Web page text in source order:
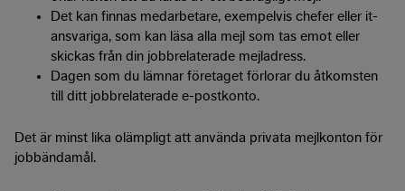
Det kan finnas medarbetare, exempelvis chefer eller it-
ansvariga, som kan läsa alla mejl som tas emot eller
skickas från din jobbrelaterade mejladress.
Dagen som du lämnar företaget förlorar du åtkomsten
till ditt jobbrelaterade e-postkonto.
Det är minst lika olämpligt att använda privata mejlkonton för
jobbändamål.